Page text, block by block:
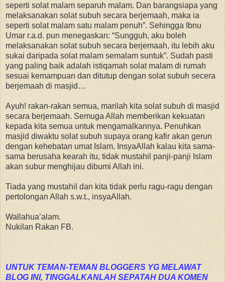
seperti solat malam separuh malam. Dan barangsiapa yang
melaksanakan solat subuh secara berjemaah, maka ia
seperti solat malam satu malam penuh”. Sehingga Ibnu
Umar r.a.d. pun menegaskan: “Sungguh, aku boleh
melaksanakan solat subuh secara berjemaah, itu lebih aku
sukai daripada solat malam semalam suntuk”. Sudah pasti
yang paling baik adalah istiqamah solat malam di rumah
sesuai kemampuan dan ditutup dengan solat subuh secera
berjemaah di masjid…
Ayuh! rakan-rakan semua, marilah kita solat subuh di masjid
secara berjemaah. Semuga Allah memberikan kekuatan
kepada kita semua untuk mengamalkannya. Penuhkan
masjid diwaktu solat subuh supaya orang kafir akan gerun
dengan kehebatan umat Islam. InsyaAllah kalau kita sama-
sama berusaha kearah itu, tidak mustahil panji-panji Islam
akan subur menghijau dibumi Allah ini.
Tiada yang mustahil dan kita tidak perlu ragu-ragu dengan
pertolongan Allah s.w.t., insyaAllah.
Wallahua’alam.
Nukilan Rakan FB.
UNTUK TEMAN-TEMAN BLOGGERS YG MELAWAT
BLOG INI, TINGGALKANLAH SEPATAH DUA KOMEN